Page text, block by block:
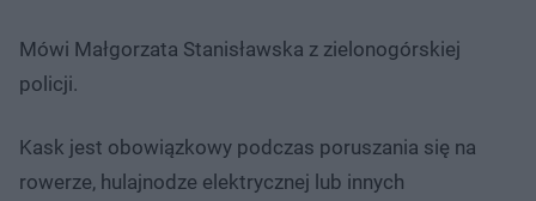
Mówi Małgorzata Stanisławska z zielonogórskiej
policji.
Kask jest obowiązkowy podczas poruszania się na
rowerze, hulajnodze elektrycznej lub innych